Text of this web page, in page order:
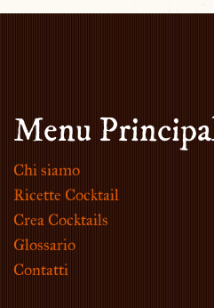
Menu
Chi siamo
Ricette Cocktail
Crea Cocktails
Glossario
Contatti